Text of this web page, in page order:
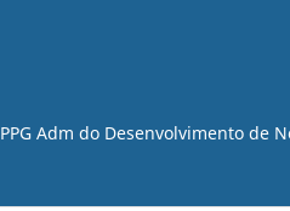
PPG Adm do Desenvolvimento de